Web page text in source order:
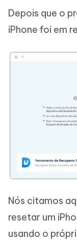
Depois que o
iPhone foi em
Nós citamos
resetar um
usando o